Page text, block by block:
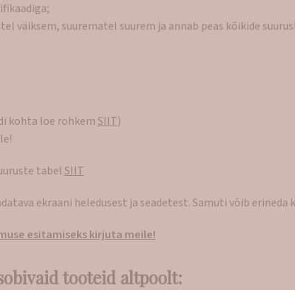
väiksem, suurematel suurem ja annab peas kõikide
kohta loe rohkemSIIT)
tabelSIIT
ekraani heledusest ja seadetest. Samuti võib erineda
esitamiseks kirjuta meile!
tooteid altpoolt: